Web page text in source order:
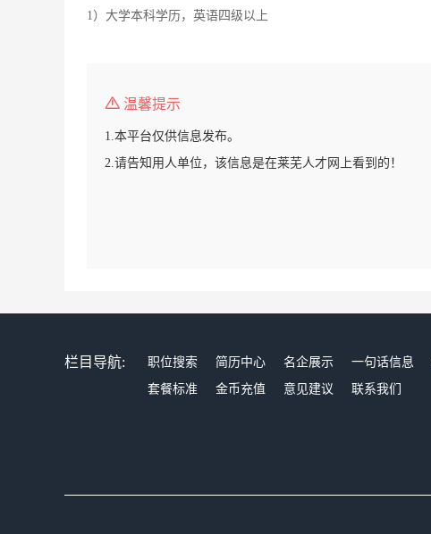
1）大学本科学历，英语四级以上
温馨提示
1.本平台仅供信息发布。
2.请告知用人单位，该信息是在莱芜人才网上看到的！
栏目导航: 职位搜索 简历中心 名企展示 一句话信息
套餐标准
金币充值 意见建议 联系我们